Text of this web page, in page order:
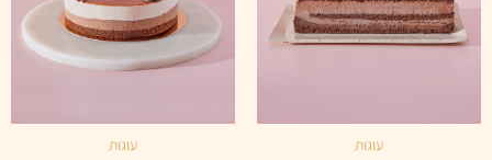
עוגות עוגות